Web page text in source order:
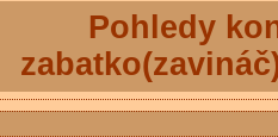
Pohledy